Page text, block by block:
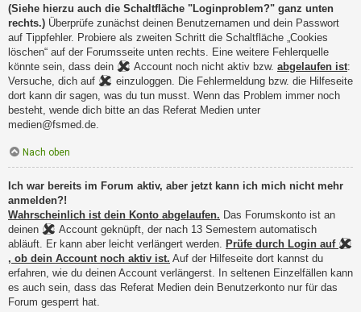
(Siehe hierzu auch die Schaltfläche "Loginproblem?" ganz unten
rechts.) Überprüfe zunächst deinen Benutzernamen und dein Passwort
auf Tippfehler. Probiere als zweiten Schritt die Schaltfläche „Cookies
löschen“ auf der Forumsseite unten rechts. Eine weitere Fehlerquelle
könnte sein, dass dein
Account noch nicht aktiv bzw. abgelaufen ist:
Versuche, dich auf
einzuloggen. Die Fehlermeldung bzw. die Hilfeseite
dort kann dir sagen, was du tun musst. Wenn das Problem immer noch
besteht, wende dich bitte an das Referat Medien unter
medien@fsmed.de.
Nach oben
Ich war bereits im Forum aktiv, aber jetzt kann ich mich nicht mehr
anmelden?!
Wahrscheinlich ist dein Konto abgelaufen. Das Forumskonto ist an
deinen
Account geknüpft, der nach 13 Semestern automatisch
abläuft. Er kann aber leicht verlängert werden. Prüfe durch Login auf
, ob dein Account noch aktiv ist. Auf der Hilfeseite dort kannst du
erfahren, wie du deinen Account verlängerst. In seltenen Einzelfällen kann
es auch sein, dass das Referat Medien dein Benutzerkonto nur für das
Forum gesperrt hat.